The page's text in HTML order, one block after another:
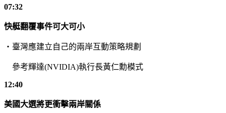
07:32
快艇翻覆事件可大可小
・臺灣應建立自己的兩岸互動策略規劃
參考輝達(NVIDIA)執行長黃仁勳模式
12:40
美國大選將更衝擊兩岸關係